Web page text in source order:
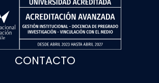
CONTACTO